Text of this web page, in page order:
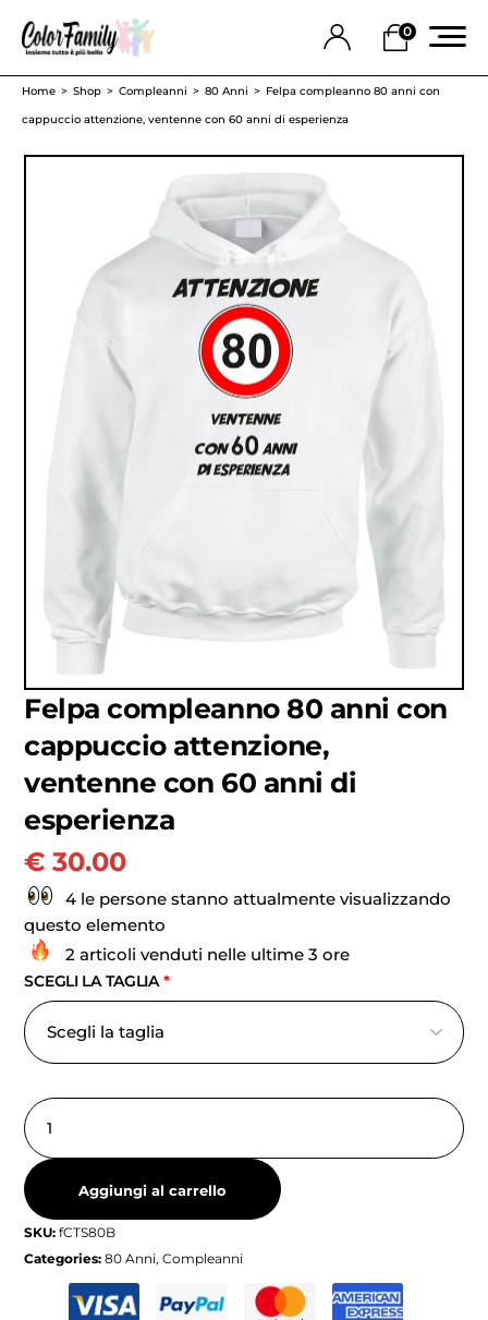
0
Home Shop Compleanni 80 Anni
Felpa compleanno 80 anni con
cappuccio attenzione, ventenne con 60 anni di esperienza
Felpa compleanno 80 anni con
cappuccio attenzione,
ventenne con 60 anni di
esperienza
€ 30.00
4 le persone stanno attualmente visualizzando
questo elemento
2 articoli venduti nelle ultime 3 ore
SCEGLI LA TAGLIA*
Aggiungi al carrello
SKU:fCTS80B
Categories:80 Anni,Compleanni